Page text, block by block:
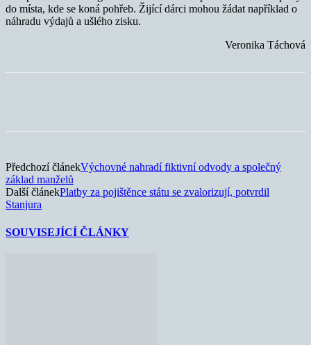
do místa, kde se koná pohřeb. Žijící dárci mohou žádat například o
náhradu výdajů a ušlého zisku.
Veronika Táchová
Předchozí článekVýchovné nahradí fiktivní odvody a společný
základ manželů
Další článekPlatby za pojištěnce státu se zvalorizují, potvrdil
Stanjura
SOUVISEJÍCÍ ČLÁNKY